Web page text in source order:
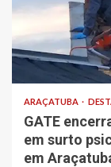
ARAÇATUBA
GATE
em surto
em